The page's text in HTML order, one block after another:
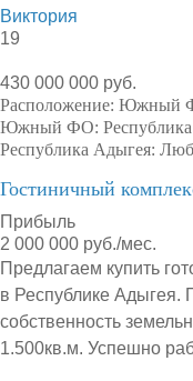
Виктория
19
430 000 000 руб.
Расположение: Южный
Южный ФО:
Республика Адыгея:
Гостиничный
Прибыль
2 000 000 руб./мес.
Предлагаем купить
в Республике Адыгея.
собственность
1.500кв.м. Успешно